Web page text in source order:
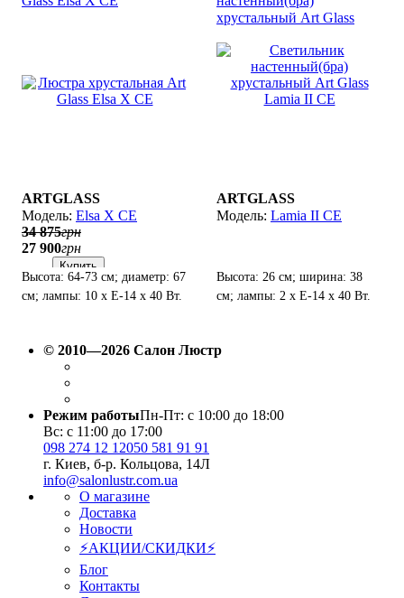
ARTGLASS
Elsa X CE
34 875грн
27 900грн
Купить
Высота: 64-73 см; диаметр: 67
см; лампы: 10 х Е-14 х 40 Вт.
хрустальный Art Glass
ARTGLASS
Lamia II CE
Высота: 26 см; ширина: 38
см; лампы: 2 х Е-14 х 40 Вт.
© 2010—2026 Салон Люстр
Режим работыПн-Пт: с 10:00 до 18:00
Вс: с 11:00 до 17:00
098 274 12 12050 581 91 91
г. Киев, б-р. Кольцова, 14Л
info@salonlustr.com.ua
О магазине
Доставка
Новости
⚡АКЦИИ/СКИДКИ⚡
Блог
Контакты